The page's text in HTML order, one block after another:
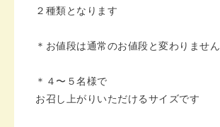
２種類となります
＊お値段は通常のお値段と変わりません
＊４〜５名様で
お召し上がりいただけるサイズです